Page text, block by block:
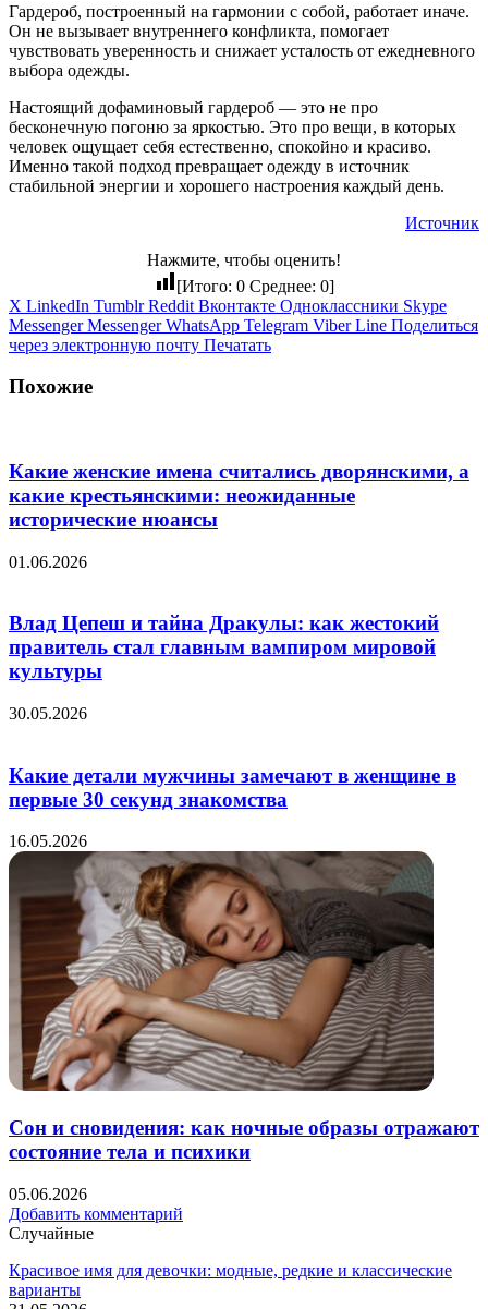
Гардероб, построенный на гармонии с собой, работает иначе.
Он не вызывает внутреннего конфликта, помогает
чувствовать уверенность и снижает усталость от ежедневного
выбора одежды.
Настоящий дофаминовый гардероб — это не про
бесконечную погоню за яркостью. Это про вещи, в которых
человек ощущает себя естественно, спокойно и красиво.
Именно такой подход превращает одежду в источник
стабильной энергии и хорошего настроения каждый день.
Источник
Нажмите, чтобы оценить!
[Итого: 0Среднее: 0]
X LinkedIn Tumblr Reddit Вконтакте Одноклассники Skype
Messenger Messenger WhatsApp Telegram Viber Line Поделиться
через электронную почту Печатать
Похожие
Какие женские имена считались дворянскими, а
какие крестьянскими: неожиданные
исторические нюансы
01.06.2026
Влад Цепеш и тайна Дракулы: как жестокий
правитель стал главным вампиром мировой
культуры
30.05.2026
Какие детали мужчины замечают в женщине в
первые 30 секунд знакомства
16.05.2026
Сон и сновидения: как ночные образы отражают
состояние тела и психики
05.06.2026
Добавить комментарий
Случайные
Красивое имя для девочки: модные, редкие и классические
варианты